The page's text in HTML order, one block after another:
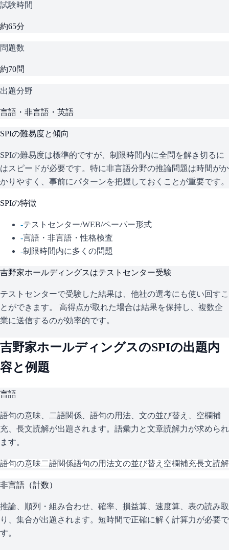
試験時間
約65分
問題数
約70問
出題分野
言語・非言語・英語
SPIの難易度と傾向
SPIの難易度は標準的ですが、制限時間内に全問を解き切るに
はスピードが必要です。特に非言語分野の推論問題は時間がか
かりやすく、事前にパターンを把握しておくことが重要です。
SPIの特徴
-テストセンター/WEB/ペーパー形式
-言語・非言語・性格検査
-制限時間内に多くの問題
吉野家ホールディングスはテストセンター受験
テストセンターで受験した結果は、他社の選考にも使い回すこ
とができます。 高得点が取れた場合は結果を保持し、複数企
業に送信するのが効率的です。
吉野家ホールディングスのSPIの出題内
容と例題
言語
語句の意味、二語関係、語句の用法、文の並び替え、空欄補
充、長文読解が出題されます。語彙力と文章読解力が求められ
ます。
語句の意味二語関係語句の用法文の並び替え 空欄補充長文読解
非言語（計数）
推論、順列・組み合わせ、確率、損益算、速度算、表の読み取
り、集合が出題されます。短時間で正確に解く計算力が必要で
す。